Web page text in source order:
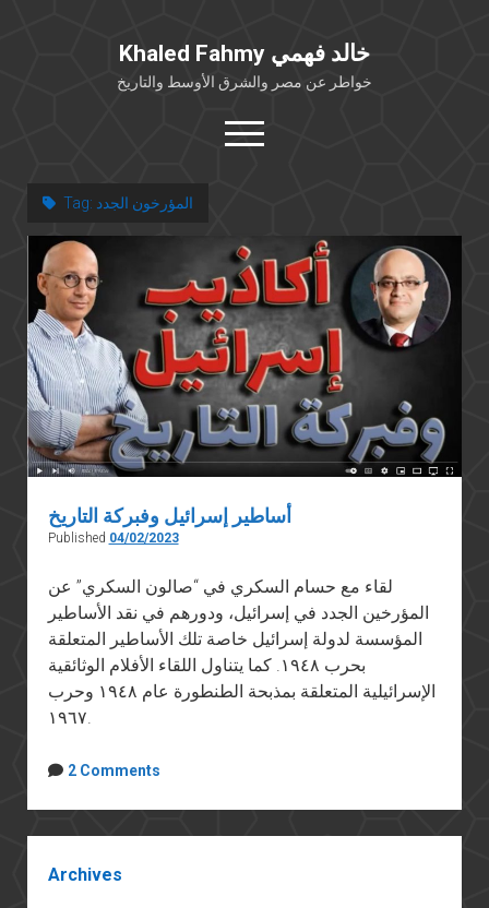
Khaled Fahmy خالد فهمي
خواطر عن مصر والشرق الأوسط والتاريخ
open
menu
خلفية شخصية
كتابات أكاديمية
مقالات صحافية
بوستات من فيسبوك
مقابلات في الإعلام
Languages
Tag: المؤرخون الجدد
أساطير إسرائيل وفبركة التاريخ
Published 04/02/2023
لقاء مع حسام السكري في “صالون السكري” عن
المؤرخين الجدد في إسرائيل، ودورهم في نقد الأساطير
المؤسسة لدولة إسرائيل خاصة تلك الأساطير المتعلقة
بحرب ١٩٤٨. كما يتناول اللقاء الأفلام الوثائقية
الإسرائيلية المتعلقة بمذبحة الطنطورة عام ١٩٤٨ وحرب
١٩٦٧.
2 Comments
Archives